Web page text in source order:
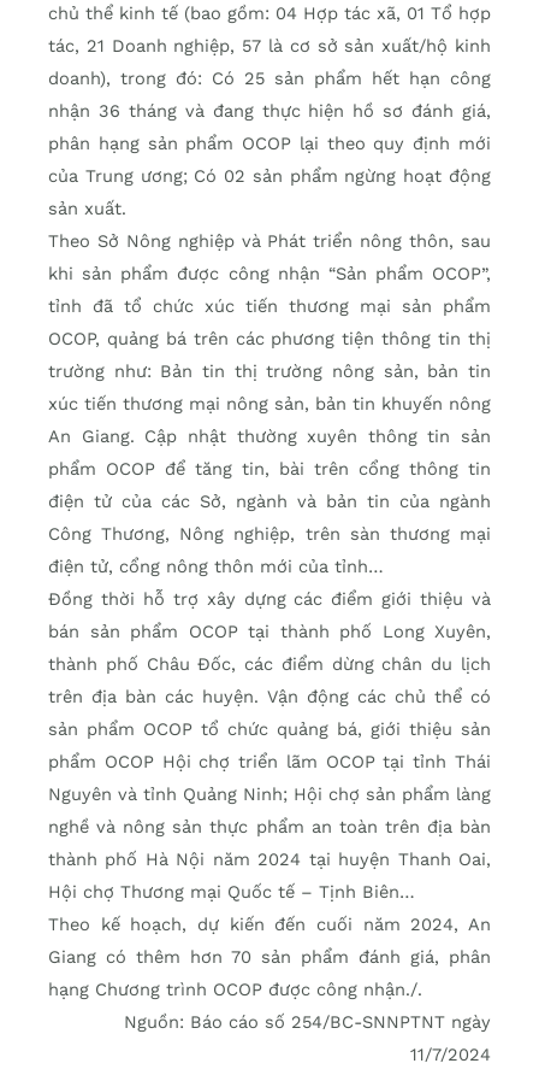
chủ thể kinh tế (bao gồm: 04 Hợp tác xã, 01 Tổ hợp
tác, 21 Doanh nghiệp, 57 là cơ sở sản xuất/hộ kinh
doanh), trong đó: Có 25 sản phẩm hết hạn công
nhận 36 tháng và đang thực hiện hồ sơ đánh giá,
phân hạng sản phẩm OCOP lại theo quy định mới
của Trung ương; Có 02 sản phẩm ngừng hoạt động
sản xuất.
Theo Sở Nông nghiệp và Phát triển nông thôn, sau
khi sản phẩm được công nhận “Sản phẩm OCOP”,
tỉnh đã tổ chức xúc tiến thương mại sản phẩm
OCOP, quảng bá trên các phương tiện thông tin thị
trường như: Bản tin thị trường nông sản, bản tin
xúc tiến thương mại nông sản, bản tin khuyến nông
An Giang. Cập nhật thường xuyên thông tin sản
phẩm OCOP để tăng tin, bài trên cổng thông tin
điện tử của các Sở, ngành và bản tin của ngành
Công Thương, Nông nghiệp, trên sàn thương mại
điện tử, cổng nông thôn mới của tỉnh…
Đồng thời hỗ trợ xây dựng các điểm giới thiệu và
bán sản phẩm OCOP tại thành phố Long Xuyên,
thành phố Châu Đốc, các điểm dừng chân du lịch
trên địa bàn các huyện. Vận động các chủ thể có
sản phẩm OCOP tổ chức quảng bá, giới thiệu sản
phẩm OCOP Hội chợ triển lãm OCOP tại tỉnh Thái
Nguyên và tỉnh Quảng Ninh; Hội chợ sản phẩm làng
nghề và nông sản thực phẩm an toàn trên địa bàn
thành phố Hà Nội năm 2024 tại huyện Thanh Oai,
Hội chợ Thương mại Quốc tế – Tịnh Biên…
Theo kế hoạch, dự kiến đến cuối năm 2024, An
Giang có thêm hơn 70 sản phẩm đánh giá, phân
hạng Chương trình OCOP được công nhận./.
Nguồn: Báo cáo số 254/BC-SNNPTNT ngày
11/7/2024